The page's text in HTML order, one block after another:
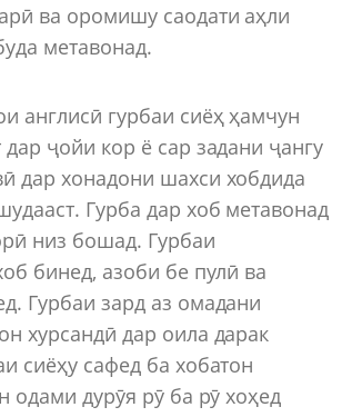
ва оромишу саодати аҳли
метавонад.
англисӣ гурбаи сиёҳ ҳамчун
ҷойи кор ё сар задани ҷангу
дар хонадони шахси хобдида
Гурба дар хоб метавонад
низ бошад. Гурбаи
бинед, азоби бе пулӣ ва
Гурбаи зард аз омадани
хурсандӣ дар оила дарак
сиёҳу сафед ба хобатон
одами дурӯя рӯ ба рӯ хоҳед